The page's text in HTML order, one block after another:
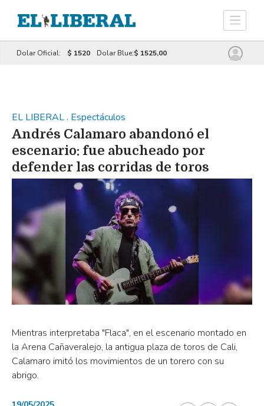
Dolar Oficial: $ 1520 Dolar Blue:$ 1525,00
EL LIBERAL. Espectáculos
Andrés Calamaro abandonó el
escenario: fue abucheado por
defender las corridas de toros
Mientras interpretaba "Flaca", en el escenario montado en
la Arena Cañaveralejo, la antigua plaza de toros de Cali,
Calamaro imitó los movimientos de un torero con su
abrigo.